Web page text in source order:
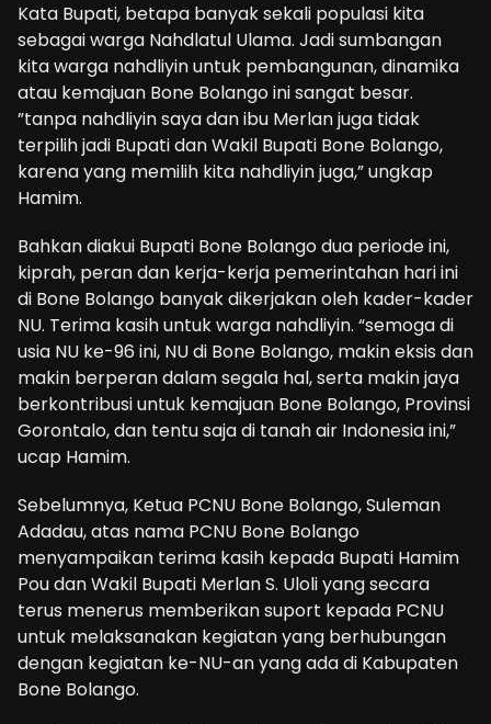
Kata Bupati, betapa banyak sekali populasi kita
sebagai warga Nahdlatul Ulama. Jadi sumbangan
kita warga nahdliyin untuk pembangunan, dinamika
atau kemajuan Bone Bolango ini sangat besar.
”tanpa nahdliyin saya dan ibu Merlan juga tidak
terpilih jadi Bupati dan Wakil Bupati Bone Bolango,
karena yang memilih kita nahdliyin juga,” ungkap
Hamim.
Bahkan diakui Bupati Bone Bolango dua periode ini,
kiprah, peran dan kerja-kerja pemerintahan hari ini
di Bone Bolango banyak dikerjakan oleh kader-kader
NU. Terima kasih untuk warga nahdliyin. “semoga di
usia NU ke-96 ini, NU di Bone Bolango, makin eksis dan
makin berperan dalam segala hal, serta makin jaya
berkontribusi untuk kemajuan Bone Bolango, Provinsi
Gorontalo, dan tentu saja di tanah air Indonesia ini,”
ucap Hamim.
Sebelumnya, Ketua PCNU Bone Bolango, Suleman
Adadau, atas nama PCNU Bone Bolango
menyampaikan terima kasih kepada Bupati Hamim
Pou dan Wakil Bupati Merlan S. Uloli yang secara
terus menerus memberikan suport kepada PCNU
untuk melaksanakan kegiatan yang berhubungan
dengan kegiatan ke-NU-an yang ada di Kabupaten
Bone Bolango.